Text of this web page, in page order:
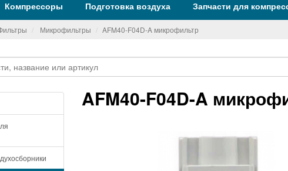
Компрессоры Подготовка воздуха Запчасти для
Микрофильтры AFM40-F04D-A микрофильтр
AFM40-F04D-A